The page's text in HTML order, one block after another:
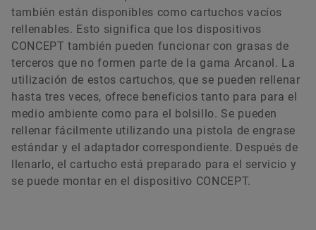
15-12-2025 | INSTRUCCIONES (MONTAJE, FUNCIONAMIENTO)
Dispositivos de calentamiento por
inducción
Descarga
Forwarding to the web shop
eléctrico de 24 V DC y una comunicación I/O con
los sistemas de mando de nivel superior.
también están disponibles como cartuchos vacíos
rellenables. Esto significa que los dispositivos
CONCEPT también pueden funcionar con grasas de
terceros que no formen parte de la gama Arcanol. La
utilización de estos cartuchos, que se pueden rellenar
hasta tres veces, ofrece beneficios tanto para para el
medio ambiente como para el bolsillo. Se pueden
rellenar fácilmente utilizando una pistola de engrase
estándar y el adaptador correspondiente. Después de
llenarlo, el cartucho está preparado para el servicio y
se puede montar en el dispositivo CONCEPT.